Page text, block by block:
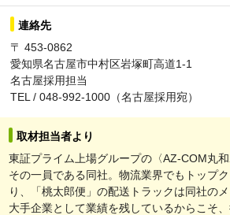
連絡先
〒 453-0862
愛知県名古屋市中村区岩塚町高道1-1
名古屋採用担当
TEL / 048-992-1000（名古屋採用宛）
取材担当者より
東証プライム上場グループの〈AZ-COM丸和
その一員である同社。物流業界でもトップ
り、「桃太郎便」の配送トラックは同社のメ
大手企業として業績を残しているからこそ